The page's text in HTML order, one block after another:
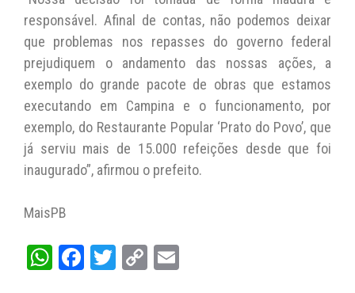
responsável. Afinal de contas, não podemos deixar
que problemas nos repasses do governo federal
prejudiquem o andamento das nossas ações, a
exemplo do grande pacote de obras que estamos
executando em Campina e o funcionamento, por
exemplo, do Restaurante Popular ‘Prato do Povo’, que
já serviu mais de 15.000 refeições desde que foi
inaugurado”, afirmou o prefeito.
MaisPB
W
Fa
T
C